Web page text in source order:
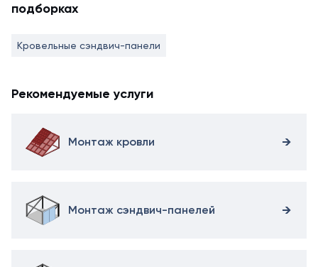
подборках
Кровельные сэндвич-панели
Рекомендуемые услуги
Монтаж кровли
Монтаж сэндвич-панелей